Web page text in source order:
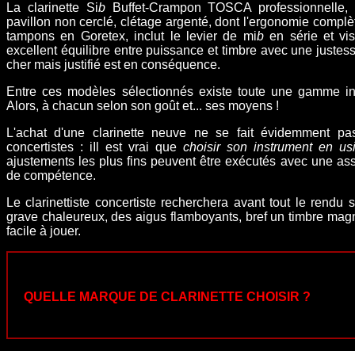
La clarinette SibBuffet-CramponTOSCA professionnelle,
pavillon non cerclé, clétage argenté, dont l'ergonomie
tampons en Goretex, inclut le levier de miben série et vis
excellent équilibre entre puissance et timbre avec une
cher mais justifié est en conséquence.
Entre ces modèles sélectionnés existe toute une gamme
Alors, à chacun selon son goût et... ses moyens !
L'achat d'une clarinette neuve ne se fait évidemment
concertistes : iIl est vrai que choisir son instrument en
ajustements les plus fins peuvent être exécutés avec une
de compétence.
Le clarinettiste concertiste recherchera avant tout le
grave chaleureux, desaigus flamboyants, bref un timbre
facile à jouer.
QUELLE MARQUE DE CLARINETTE CHOISIR ?